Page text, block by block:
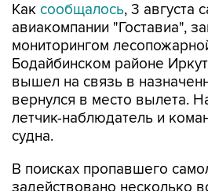
Как сообщалось, 3 августа
авиакомпании "Гоставиа",
мониторингом
Бодайбинском районе
вышел на связь в
вернулся в место вылета.
летчик-наблюдатель и
судна.
В поисках пропавшего